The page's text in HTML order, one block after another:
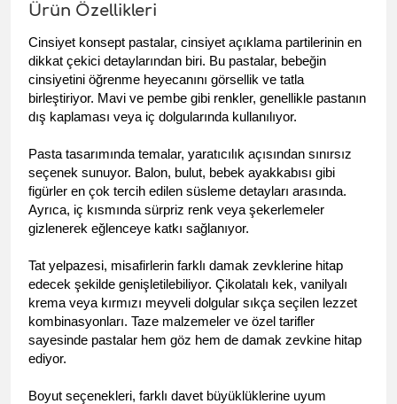
Ürün Özellikleri
Cinsiyet konsept pastalar, cinsiyet açıklama partilerinin en
dikkat çekici detaylarından biri. Bu pastalar, bebeğin
cinsiyetini öğrenme heyecanını görsellik ve tatla
birleştiriyor. Mavi ve pembe gibi renkler, genellikle pastanın
dış kaplaması veya iç dolgularında kullanılıyor.
Pasta tasarımında temalar, yaratıcılık açısından sınırsız
seçenek sunuyor. Balon, bulut, bebek ayakkabısı gibi
figürler en çok tercih edilen süsleme detayları arasında.
Ayrıca, iç kısmında sürpriz renk veya şekerlemeler
gizlenerek eğlenceye katkı sağlanıyor.
Tat yelpazesi, misafirlerin farklı damak zevklerine hitap
edecek şekilde genişletilebiliyor. Çikolatalı kek, vanilyalı
krema veya kırmızı meyveli dolgular sıkça seçilen lezzet
kombinasyonları. Taze malzemeler ve özel tarifler
sayesinde pastalar hem göz hem de damak zevkine hitap
ediyor.
Boyut seçenekleri, farklı davet büyüklüklerine uyum